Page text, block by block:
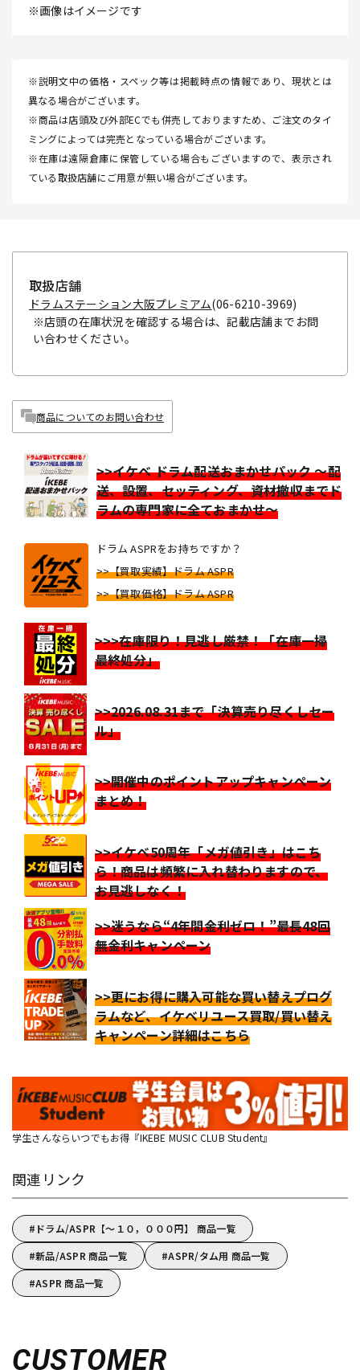
※画像はイメージです
※説明文中の価格・スペック等は掲載時点の情報であり、現状とは
異なる場合がございます。
※商品は店頭及び外部ECでも併売しておりますため、ご注文のタイ
ミングによっては完売となっている場合がございます。
※在庫は遠隔倉庫に保管している場合もございますので、表示され
ている取扱店舗にご用意が無い場合がございます。
取扱店舗
ドラムステーション大阪プレミアム(06-6210-3969)
※店頭の在庫状況を確認する場合は、記載店舗までお問
い合わせください。
商品についてのお問い合わせ
>>イケベ ドラム配送おまかせパック ～配
送、設置、セッティング、資材撤収までド
ラムの専門家に全ておまかせ～
ドラム ASPRをお持ちですか？
>>【買取実績】ドラム ASPR
>>【買取価格】ドラム ASPR
>>>在庫限り！見逃し厳禁！「在庫一掃
最終処分」
>>2026.08.31まで「決算売り尽くしセー
ル」
>>開催中のポイントアップキャンペーン
まとめ！
>>イケベ50周年「メガ値引き」はこち
ら！商品は頻繁に入れ替わりますので、
お見逃しなく！
>>迷うなら“4年間金利ゼロ！”最長48回
無金利キャンペーン
>>更にお得に購入可能な買い替えプログ
ラムなど、イケベリユース買取/買い替え
キャンペーン詳細はこちら
学生さんならいつでもお得『IKEBE MUSIC CLUB Student』
関連リンク
ドラム/ASPR【～１０，０００円】 商品一覧
新品/ASPR 商品一覧
ASPR/タム用 商品一覧
ASPR 商品一覧
CUSTOMER